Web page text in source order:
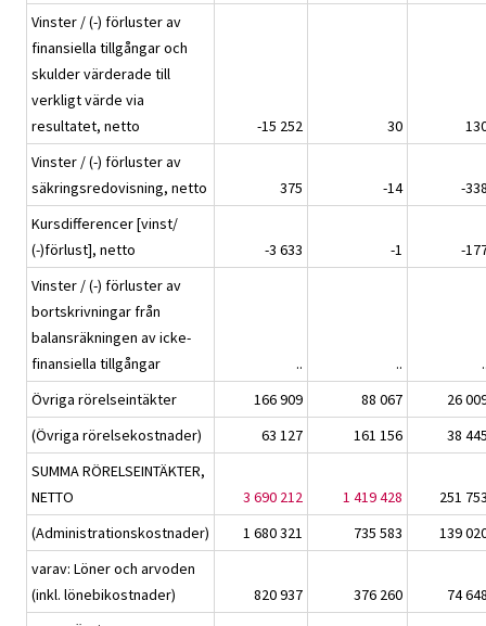
Vinster / (-) förluster av
finansiella tillgångar och
skulder värderade till
verkligt värde via
resultatet, netto
-15 252 30
Vinster / (-) förluster av
säkringsredovisning, netto
375 -14
-
Kursdifferencer [vinst/
(-)förlust], netto
-3 633 -1
-
Vinster / (-) förluster av
bortskrivningar från
balansräkningen av icke-
finansiella tillgångar
.. ..
Övriga rörelseintäkter
166 909 88 067
26
(Övriga rörelsekostnader)
63 127 161 156
38
SUMMA RÖRELSEINTÄKTER,
NETTO
3 690 212 1 419 428
251
(Administrationskostnader)
1 680 321 735 583
139
varav: Löner och arvoden
(inkl. lönebikostnader)
820 937 376 260
74